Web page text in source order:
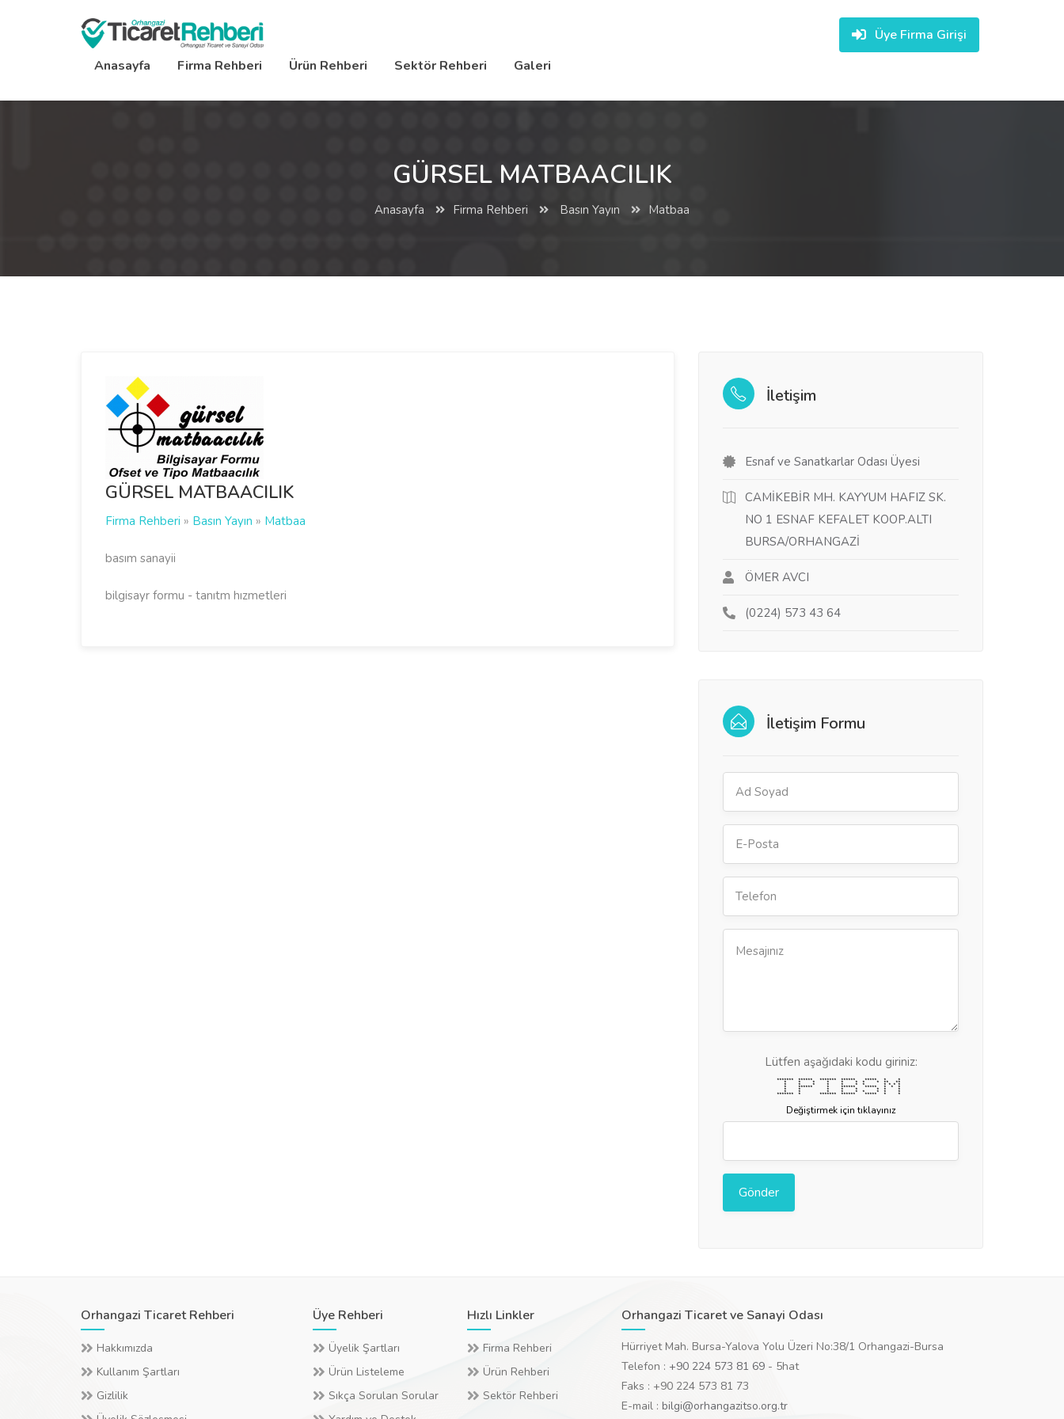
Anasayfa Firma Rehberi Ürün Rehberi Sektör Rehberi Galeri
Üye Firma Girişi
GÜRSEL MATBAACILIK
Anasayfa Firma Rehberi Basın Yayın Matbaa
GÜRSEL MATBAACILIK
Firma Rehberi » Basın Yayın » Matbaa
basım sanayii
bilgisayr formu - tanıtm hızmetleri
İletişim
Esnaf ve Sanatkarlar Odası Üyesi
CAMİKEBİR MH. KAYYUM HAFIZ SK.
NO 1 ESNAF KEFALET KOOP.ALTI
BURSA/ORHANGAZİ
ÖMER AVCI
(0224) 573 43 64
İletişim Formu
Lütfen aşağıdaki kodu giriniz:
******* ****** ******* ****** ***** * *
* * * * * * * * ** **
* * * * * * * * * * *
* ****** * ****** ***** * * *
* * * * * * * *
* * * * * * * * *
******* * ******* ****** ***** * *
Değiştirmek için tıklayınız
Orhangazi Ticaret Rehberi
Hakkımızda
Kullanım Şartları
Gizlilik
Üye Rehberi
Üyelik Şartları
Ürün Listeleme
Sıkça Sorulan Sorular
Hızlı Linkler
Firma Rehberi
Ürün Rehberi
Sektör Rehberi
Orhangazi Ticaret ve Sanayi Odası
Hürriyet Mah. Bursa-Yalova Yolu Üzeri No:38/1 Orhangazi-Bursa
Telefon : +90 224 573 81 69- 5hat
Faks : +90 224 573 81 73
E-mail : bilgi@orhangazitso.org.tr